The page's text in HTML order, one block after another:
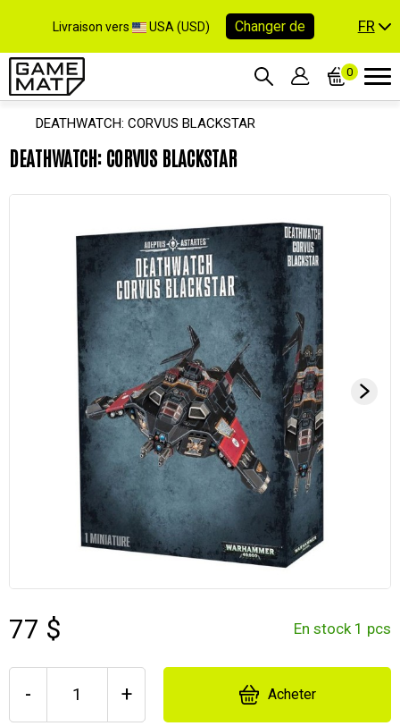
Livraison vers USA (USD) Changer de FR
0
DEATHWATCH: CORVUS BLACKSTAR
DEATHWATCH: CORVUS BLACKSTAR
77 $ En stock 1 pcs
- + Acheter